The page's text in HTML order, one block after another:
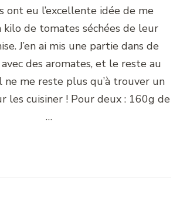
ont eu l’excellente idée de me
de tomates séchées de leur
J’en ai mis une partie dans de
avec des aromates, et le reste au
ne me reste plus qu’à trouver un
les cuisiner ! Pour deux : 160g de
…